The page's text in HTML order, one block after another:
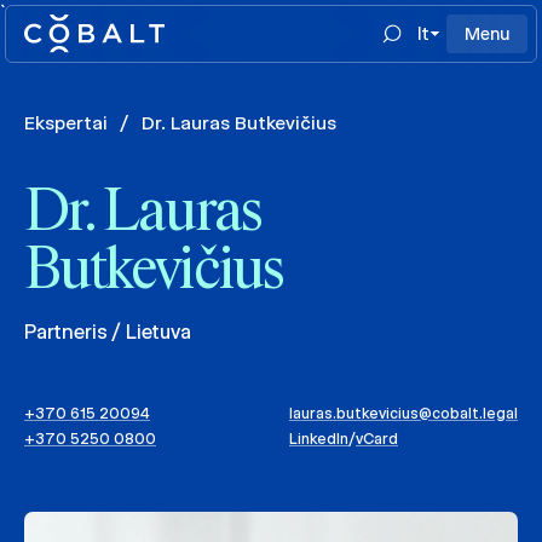
`
lt
Menu
Ekspertai / Dr. Lauras Butkevičius
Dr. Lauras
Butkevičius
Partneris / Lietuva
+370 615 20094
+370 5250 0800
lauras.butkevicius@cobalt.legal
LinkedIn/vCard